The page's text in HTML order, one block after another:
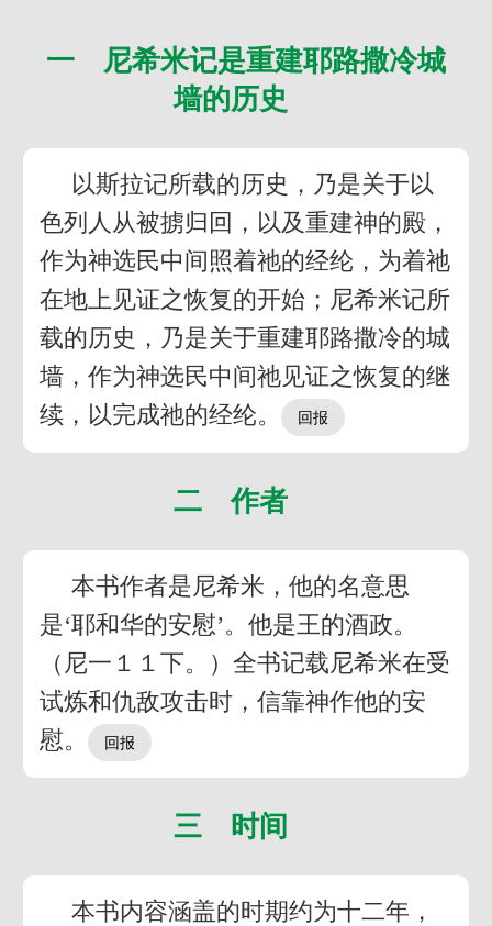
一 尼希米记是重建耶路撒冷城
墙的历史
以斯拉记所载的历史，乃是关于以
色列人从被掳归回，以及重建神的殿，
作为神选民中间照着祂的经纶，为着祂
在地上见证之恢复的开始；尼希米记所
载的历史，乃是关于重建耶路撒冷的城
墙，作为神选民中间祂见证之恢复的继
续，以完成祂的经纶。
二 作者
本书作者是尼希米，他的名意思
是‘耶和华的安慰’。他是王的酒政。
（尼一１１下。）全书记载尼希米在受
试炼和仇敌攻击时，信靠神作他的安
慰。
三 时间
本书内容涵盖的时期约为十二年，